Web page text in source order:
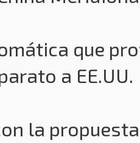
que
a EE.UU.
la